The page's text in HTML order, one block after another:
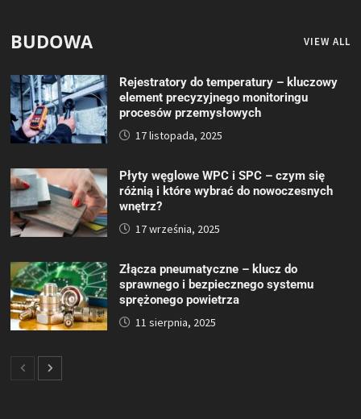
BUDOWA VIEW ALL
Rejestratory do temperatury – kluczowy
element precyzyjnego monitoringu
procesów przemysłowych
17 listopada, 2025
Płyty węglowe WPC i SPC – czym się
różnią i które wybrać do nowoczesnych
wnętrz?
17 września, 2025
Złącza pneumatyczne – klucz do
sprawnego i bezpiecznego systemu
sprężonego powietrza
11 sierpnia, 2025